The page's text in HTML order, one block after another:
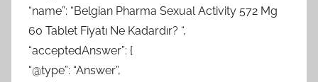
“name”: “Belgian Pharma Sexual Activity 572 Mg
60 Tablet Fiyatı Ne Kadardır? “,
“acceptedAnswer”: {
“@type”: “Answer”,